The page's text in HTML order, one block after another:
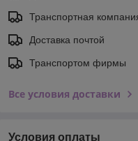
Транспортная
Доставка почтой
Транспортом фирмы
Все условия доставки
Условия оплаты